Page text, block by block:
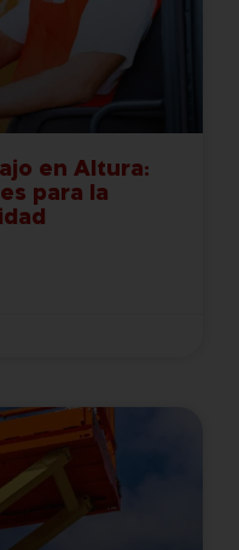
en Altura:
para la